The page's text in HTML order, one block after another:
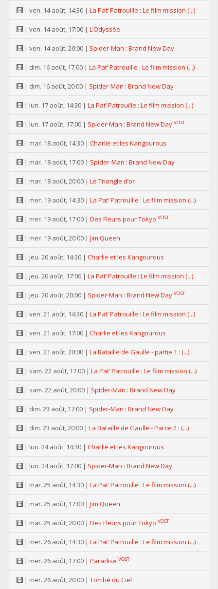
| ven. 14 août, 14:30 | La Pat’ Patrouille : Le film mission (...)
| ven. 14 août, 17:00 | L’Odyssée
| ven. 14 août, 20:00 | Spider-Man : Brand New Day
| dim. 16 août, 17:00 | La Pat’ Patrouille : Le film mission (...)
| dim. 16 août, 20:00 | Spider-Man : Brand New Day
| lun. 17 août, 14:30 | La Pat’ Patrouille : Le film mission (...)
| lun. 17 août, 17:00 | Spider-Man : Brand New Day VOST
| mar. 18 août, 14:30 | Charlie et les Kangourous
| mar. 18 août, 17:00 | Spider-Man : Brand New Day
| mar. 18 août, 20:00 | Le Triangle d’or
| mer. 19 août, 14:30 | La Pat’ Patrouille : Le film mission (...)
| mer. 19 août, 17:00 | Des Fleurs pour Tokyo VOST
| mer. 19 août, 20:00 | Jim Queen
| jeu. 20 août, 14:30 | Charlie et les Kangourous
| jeu. 20 août, 17:00 | La Pat’ Patrouille : Le film mission (...)
| jeu. 20 août, 20:00 | Spider-Man : Brand New Day VOST
| ven. 21 août, 14:30 | La Pat’ Patrouille : Le film mission (...)
| ven. 21 août, 17:00 | Charlie et les Kangourous
| ven. 21 août, 20:00 | La Bataille de Gaulle - partie 1 : (...)
| sam. 22 août, 17:00 | La Pat’ Patrouille : Le film mission (...)
| sam. 22 août, 20:00 | Spider-Man : Brand New Day
| dim. 23 août, 17:00 | Spider-Man : Brand New Day
| dim. 23 août, 20:00 | La Bataille de Gaulle - Partie 2 : (...)
| lun. 24 août, 14:30 | Charlie et les Kangourous
| lun. 24 août, 17:00 | Spider-Man : Brand New Day
| mar. 25 août, 14:30 | La Pat’ Patrouille : Le film mission (...)
| mar. 25 août, 17:00 | Jim Queen
| mar. 25 août, 20:00 | Des Fleurs pour Tokyo VOST
| mer. 26 août, 14:30 | La Pat’ Patrouille : Le film mission (...)
| mer. 26 août, 17:00 | Paradise VOST
| mer. 26 août, 20:00 | Tombé du Ciel